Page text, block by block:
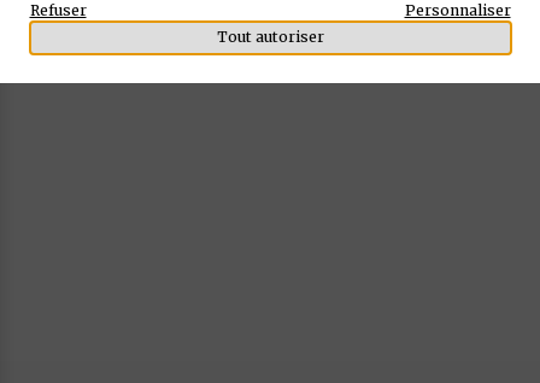
Tout autoriser
Personnaliser
Refuser